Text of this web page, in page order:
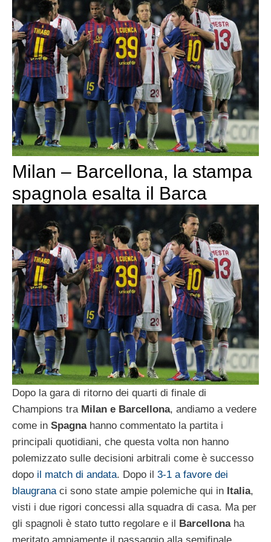
Milan – Barcellona, la stampa
spagnola esalta il Barca
Dopo la gara di ritorno dei quarti di finale di
Champions tra Milan e Barcellona, andiamo a vedere
come in Spagnahanno commentato la partita i
principali quotidiani, che questa volta non hanno
polemizzato sulle decisioni arbitrali come è successo
dopo il match di andata. Dopo il 3-1 a favore dei
blaugrana ci sono state ampie polemiche qui in Italia,
visti i due rigori concessi alla squadra di casa. Ma per
gli spagnoli è stato tutto regolare e il Barcellonaha
meritato ampiamente il passaggio alla semifinale.